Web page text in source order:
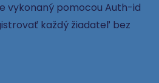
vykonaný pomocou Auth-id
každý žiadateľ bez